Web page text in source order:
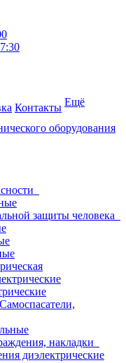
Контакты Ещё
защиты человека
накладки
диэлектрические